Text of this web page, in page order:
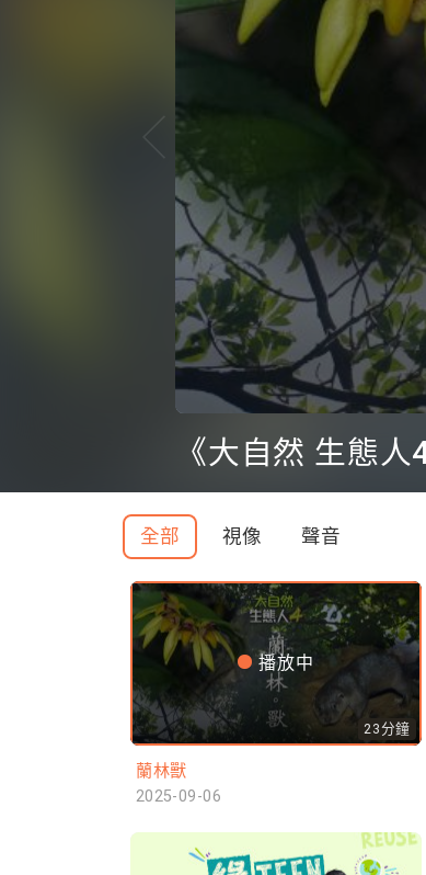
seconds
secondsVolume
《大自然 生態
全部 視像 聲音
播放中
23分鐘
蘭林獸
2025-09-06